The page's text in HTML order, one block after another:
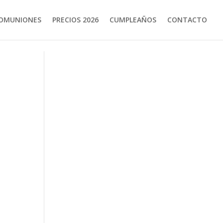
PRECIOS 2026 CUMPLEAÑOS CONTACTO